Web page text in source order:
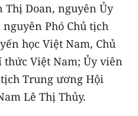
XÃ
Thị Doan, nguyên Ủy
Phó Chủ tịch
học Việt Nam, Chủ
Việt Nam; Ủy viên
Trung ương Hội
Lê Thị Thủy.